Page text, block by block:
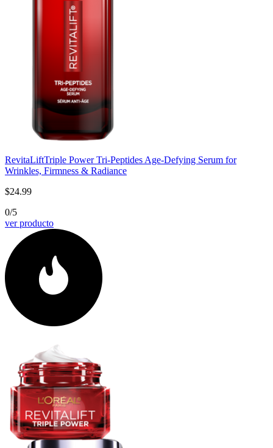
RevitaLiftTriple Power Tri-Peptides Age-Defying Serum for
Wrinkles, Firmness & Radiance
$24.99
0/5
ver producto